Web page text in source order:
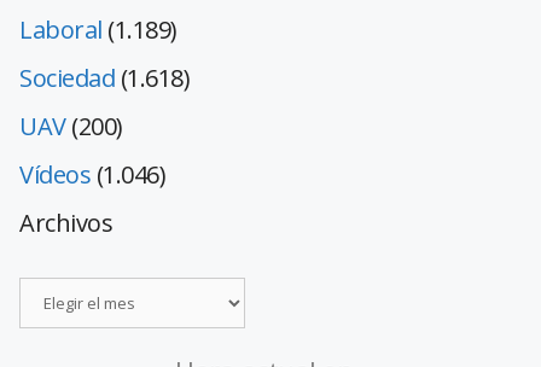
Laboral (1.189)
Sociedad (1.618)
UAV(200)
Vídeos (1.046)
Archivos